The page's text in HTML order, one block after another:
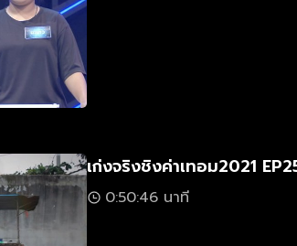
เก่งจริงชิงค่าเทอม2021
0:50:46 นาที